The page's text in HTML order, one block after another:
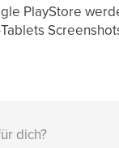
PlayStore
dich?